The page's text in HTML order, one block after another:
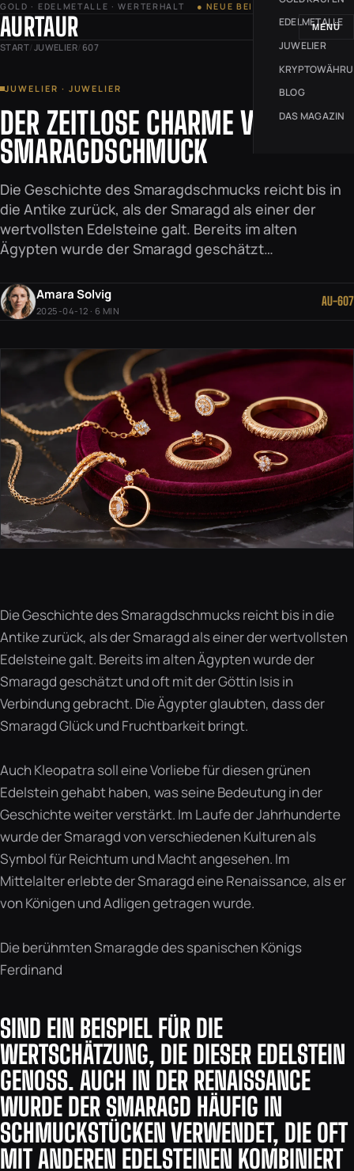
GOLD · EDELMETALLE · WERTERHALT ● NEUE BEITRÄGE JEDE WOCHE
AURTAUR MENÜ
EDELMETALLE
JUWELIER
BLOG
DAS MAGAZIN
START/ JUWELIER/ 607
JUWELIER · JUWELIER
DER ZEITLOSE CHARME VON
SMARAGDSCHMUCK
Die Geschichte des Smaragdschmucks reicht bis in
die Antike zurück, als der Smaragd als einer der
wertvollsten Edelsteine galt. Bereits im alten
Ägypten wurde der Smaragd geschätzt…
Amara Solvig
2025-04-12 · 6 MIN
AU-607
Die Geschichte des Smaragdschmucks reicht bis in die
Antike zurück, als der Smaragd als einer der wertvollsten
Edelsteine galt. Bereits im alten Ägypten wurde der
Smaragd geschätzt und oft mit der Göttin Isis in
Verbindung gebracht. Die Ägypter glaubten, dass der
Smaragd Glück und Fruchtbarkeit bringt.
Auch Kleopatra soll eine Vorliebe für diesen grünen
Edelstein gehabt haben, was seine Bedeutung in der
Geschichte weiter verstärkt. Im Laufe der Jahrhunderte
wurde der Smaragd von verschiedenen Kulturen als
Symbol für Reichtum und Macht angesehen. Im
Mittelalter erlebte der Smaragd eine Renaissance, als er
von Königen und Adligen getragen wurde.
Die berühmten Smaragde des spanischen Königs
Ferdinand
SIND EIN BEISPIEL FÜR DIE
WERTSCHÄTZUNG, DIE DIESER EDELSTEIN
GENOSS. AUCH IN DER RENAISSANCE
WURDE DER SMARAGD HÄUFIG IN
SCHMUCKSTÜCKEN VERWENDET, DIE OFT
MIT ANDEREN EDELSTEINEN KOMBINIERT